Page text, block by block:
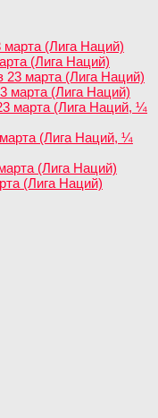
(Лига Наций)
марта (Лига Наций)
(Лига Наций, ¼
(Лига Наций)